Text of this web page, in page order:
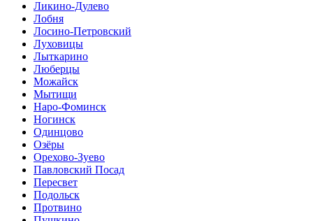
Ликино-Дулево
Лобня
Лосино-Петровский
Луховицы
Лыткарино
Люберцы
Можайск
Мытищи
Наро-Фоминск
Ногинск
Одинцово
Озёры
Орехово-Зуево
Павловский Посад
Пересвет
Подольск
Протвино